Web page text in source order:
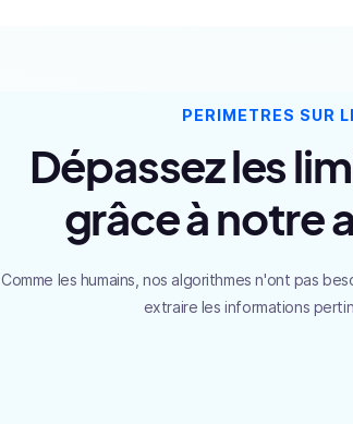
PERIMETRES SUR
Dépassez les
grâce à notre
Comme les humains, nos algorithmes n'ont pas
extraire les informations